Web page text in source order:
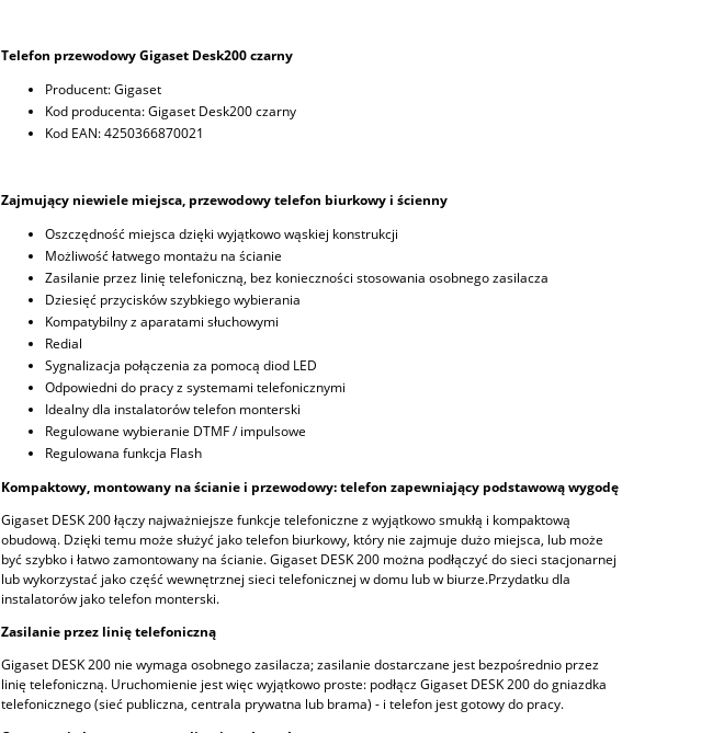
Telefon przewodowy Gigaset Desk200 czarny
Producent: Gigaset
Kod producenta: Gigaset Desk200 czarny
Kod EAN: 4250366870021
Zajmujący niewiele miejsca, przewodowy telefon biurkowy i ścienny
Oszczędność miejsca dzięki wyjątkowo wąskiej konstrukcji
Możliwość łatwego montażu na ścianie
Zasilanie przez linię telefoniczną, bez konieczności stosowania osobnego zasilacza
Dziesięć przycisków szybkiego wybierania
Kompatybilny z aparatami słuchowymi
Redial
Sygnalizacja połączenia za pomocą diod LED
Odpowiedni do pracy z systemami telefonicznymi
Idealny dla instalatorów telefon monterski
Regulowane wybieranie DTMF / impulsowe
Regulowana funkcja Flash
Kompaktowy, montowany na ścianie i przewodowy: telefon zapewniający podstawową wygodę
Gigaset DESK 200 łączy najważniejsze funkcje telefoniczne z wyjątkowo smukłą i kompaktową
obudową. Dzięki temu może służyć jako telefon biurkowy, który nie zajmuje dużo miejsca, lub może
być szybko i łatwo zamontowany na ścianie. Gigaset DESK 200 można podłączyć do sieci stacjonarnej
lub wykorzystać jako część wewnętrznej sieci telefonicznej w domu lub w biurze.Przydatku dla
instalatorów jako telefon monterski.
Zasilanie przez linię telefoniczną
Gigaset DESK 200 nie wymaga osobnego zasilacza; zasilanie dostarczane jest bezpośrednio przez
linię telefoniczną. Uruchomienie jest więc wyjątkowo proste: podłącz Gigaset DESK 200 do gniazdka
telefonicznego (sieć publiczna, centrala prywatna lub brama) - i telefon jest gotowy do pracy.